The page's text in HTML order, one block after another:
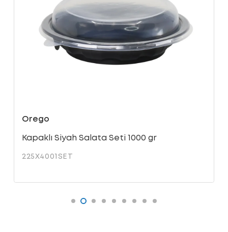
Orego
Kapaklı Siyah Salata Seti 1000 gr
225X4001SET